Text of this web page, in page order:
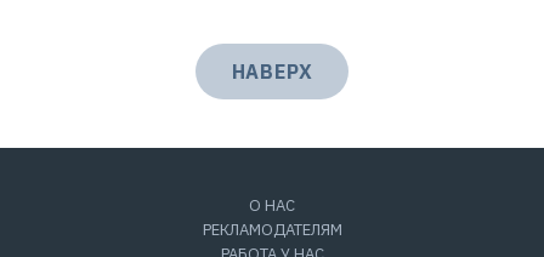
НАВЕРХ
О НАС
РЕКЛАМОДАТЕЛЯМ